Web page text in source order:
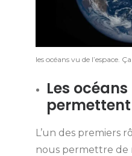
les océans vu de l’espace.
Les
L’un des premiers
nous permettre de